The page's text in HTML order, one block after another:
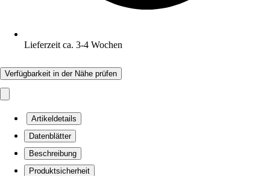
Lieferzeit ca. 3-4 Wochen
Verfügbarkeit in der Nähe prüfen
Artikeldetails
Datenblätter
Beschreibung
Produktsicherheit